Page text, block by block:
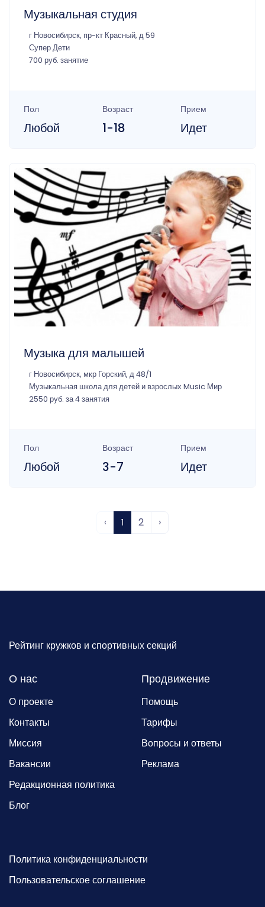
Музыкальная студия
г Новосибирск, пр-кт Красный, д 59
Супер Дети
700 руб. занятие
Пол
Любой
Возраст
1-18
Прием
Идет
Музыка для малышей
г Новосибирск, мкр Горский, д 48/1
Музыкальная школа для детей и взрослых Music Мир
2550 руб. за 4 занятия
Пол
Любой
Возраст
3-7
Прием
Идет
‹ 1 2 ›
Рейтинг кружков и спортивных секций
О нас
О проекте
Контакты
Миссия
Вакансии
Редакционная политика
Блог
Продвижение
Помощь
Тарифы
Вопросы и ответы
Реклама
Политика конфиденциальности
Пользовательское соглашение